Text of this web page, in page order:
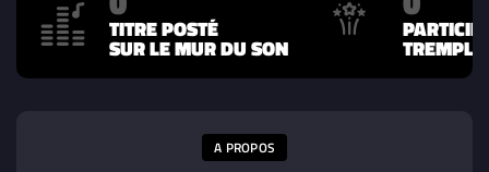
TITRE POSTÉ
SUR LE MUR DU SON
A PROPOS